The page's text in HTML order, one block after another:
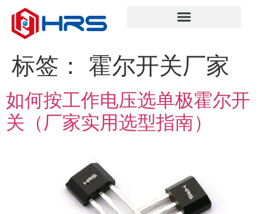
标签： 霍尔开关厂家
如何按工作电压选单极霍尔开
关（厂家实用选型指南）